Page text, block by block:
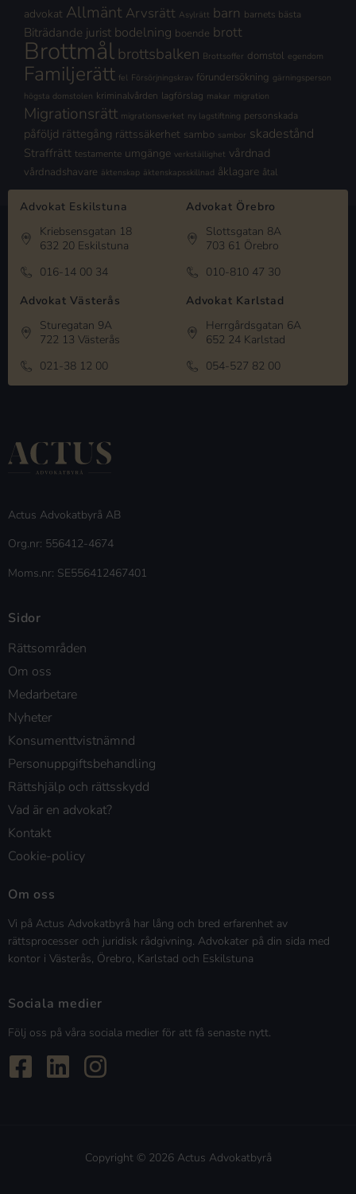
advokat Allmänt Arvsrätt Asylrätt barn barnets bästa
Biträdande jurist bodelning boende brott
Brottmålbrottsbalken Brottsoffer domstol egendom
Familjerätt fel Försörjningskrav förundersökning gärningsperson
högsta domstolen kriminalvården lagförslag makar migration
Migrationsrätt migrationsverket ny lagstiftning personskada
påföljd rättegång rättssäkerhet sambo sambor skadestånd
Straffrätt testamente umgänge verkställighet vårdnad
vårdnadshavare äktenskap äktenskapsskillnad åklagare åtal
Advokat Eskilstuna
Kriebsensgatan 18
632 20 Eskilstuna
016-14 00 34
Advokat Örebro
Slottsgatan 8A
703 61 Örebro
010-810 47 30
Advokat Västerås
Sturegatan 9A
722 13 Västerås
021-38 12 00
Advokat Karlstad
Herrgårdsgatan 6A
652 24 Karlstad
054-527 82 00
Actus Advokatbyrå AB
Org.nr: 556412-4674
Moms.nr: SE556412467401
Sidor
Rättsområden
Om oss
Medarbetare
Nyheter
Konsumenttvistnämnd
Personuppgiftsbehandling
Rättshjälp och rättsskydd
Vad är en advokat?
Kontakt
Cookie-policy
Om oss
Vi på Actus Advokatbyrå har lång och bred erfarenhet av
rättsprocesser och juridisk rådgivning. Advokater på din sida med
kontor i Västerås, Örebro, Karlstad och Eskilstuna
Sociala medier
Följ oss på våra sociala medier för att få senaste nytt.
Copyright © 2026 Actus Advokatbyrå